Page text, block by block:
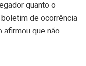
quanto o
de ocorrência
afirmou que não